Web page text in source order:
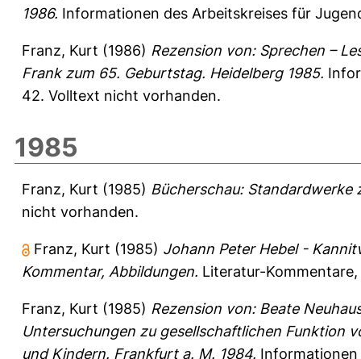
1986. Informationen des Arbeitskreises für
Franz, Kurt (1986) Rezension von: Sprechen –
Frank zum 65. Geburtstag. Heidelberg 1985.
42. Volltext nicht vorhanden.
1985
Franz, Kurt (1985) Bücherschau: Standardwerke
nicht vorhanden.
Franz, Kurt (1985) Johann Peter Hebel -
Kommentar, Abbildungen. Literatur-
Franz, Kurt (1985) Rezension von: Beate
Untersuchungen zu gesellschaftlichen Funktion
und Kindern. Frankfurt a. M. 1984.